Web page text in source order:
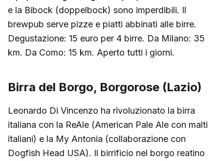
e la Bibock (doppelbock) sono imperdibili. Il
brewpub serve pizze e piatti abbinati alle birre.
Degustazione: 15 euro per 4 birre. Da Milano: 35
km. Da Como: 15 km. Aperto tutti i giorni.
Birra del Borgo, Borgorose (Lazio)
Leonardo Di Vincenzo ha rivoluzionato la birra
italiana con la ReAle (American Pale Ale con malti
italiani) e la My Antonia (collaborazione con
Dogfish Head USA). Il birrificio nel borgo reatino